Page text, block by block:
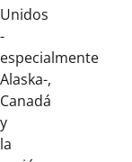
Unidos
-
especialmente
Alaska-,
Canadá
y
la